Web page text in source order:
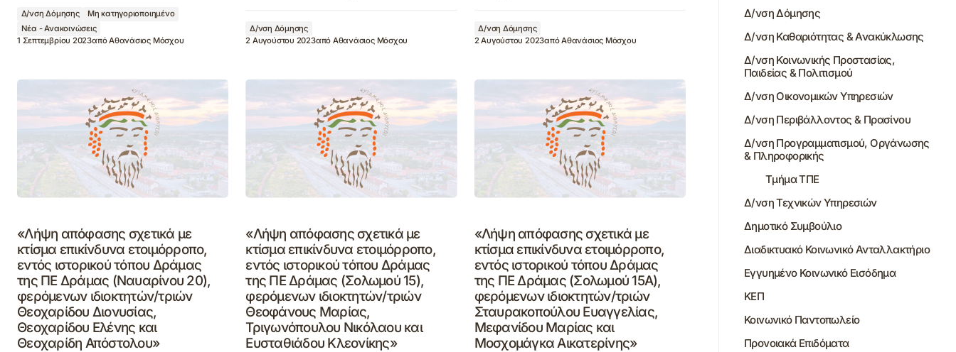
Δ/νση Δόμησης
Μη κατηγοριοποιημένο
Νέα - Ανακοινώσεις
1 Σεπτεμβρίου 2023απόΑθανάσιος Μόσχου
Δ/νση Δόμησης
2 Αυγούστου 2023από Αθανάσιος Μόσχου
Δ/νση Δόμησης
2 Αυγούστου 2023απόΑθανάσιος Μόσχου
«Λήψη απόφασης σχετικά με
κτίσμα επικίνδυνα ετοιμόρροπο,
εντός ιστορικού τόπου Δράμας
της ΠΕ Δράμας (Ναυαρίνου 20),
φερόμενων ιδιοκτητών/τριών
Θεοχαρίδου Διονυσίας,
Θεοχαρίδου Ελένης και
Θεοχαρίδη Απόστολου»
«Λήψη απόφασης σχετικά με
κτίσμα επικίνδυνα ετοιμόρροπο,
εντός ιστορικού τόπου Δράμας
της ΠΕ Δράμας (Σολωμού 15),
φερόμενων ιδιοκτητών/τριών
Θεοφάνους Μαρίας,
Τριγωνόπουλου Νικόλαου και
Ευσταθιάδου Κλεονίκης»
«Λήψη απόφασης σχετικά με
κτίσμα επικίνδυνα ετοιμόρροπο,
εντός ιστορικού τόπου Δράμας
της ΠΕ Δράμας (Σολωμού 15Α),
φερόμενων ιδιοκτητών/τριών
Σταυρακοπούλου Ευαγγελίας,
Μεφανίδου Μαρίας και
Μοσχομάγκα Αικατερίνης»
Δ/νση Δόμησης
Δ/νση Καθαριότητας & Ανακύκλωσης
Δ/νση Κοινωνικής Προστασίας,
Παιδείας & Πολιτισμού
Δ/νση Οικονομικών Υπηρεσιών
Δ/νση Περιβάλλοντος & Πρασίνου
Δ/νση Προγραμματισμού, Οργάνωσης
& Πληροφορικής
Τμήμα ΤΠΕ
Δ/νση Τεχνικών Υπηρεσιών
Δημοτικό Συμβούλιο
Διαδικτυακό Κοινωνικό Ανταλλακτήριο
Εγγυημένο Κοινωνικό Εισόδημα
ΚΕΠ
Κοινωνικό Παντοπωλείο
Προνοιακά Επιδόματα